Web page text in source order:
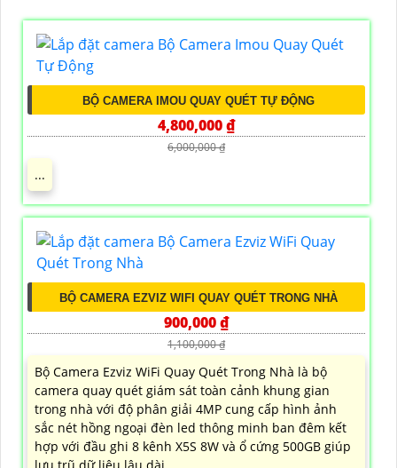
BỘ CAMERA IMOU QUAY QUÉT TỰ ĐỘNG
4,800,000 ₫
6,000,000 ₫
...
BỘ CAMERA EZVIZ WIFI QUAY QUÉT TRONG NHÀ
900,000 ₫
1,100,000 ₫
Bộ Camera Ezviz WiFi Quay Quét Trong Nhà là bộ
camera quay quét giám sát toàn cảnh khung gian
trong nhà với độ phân giải 4MP cung cấp hình ảnh
sắc nét hồng ngoại đèn led thông minh ban đêm kết
hợp với đầu ghi 8 kênh X5S 8W và ổ cứng 500GB giúp
lưu trũ dữ liệu lâu dài...